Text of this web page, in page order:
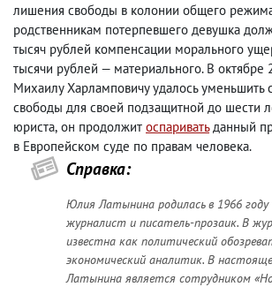
лишения свободы в колонии общего
родственникам потерпевшего девушка
тысяч рублей компенсации морального
тысячи рублей — материального. В октябре
Михаилу Харламповичу удалось уменьшить
свободы для своей подзащитной до шести
юриста, он продолжит оспариватьданный
в Европейском суде по правам человека.
Справка:
Юлия Латынина родилась в 1966 году
журналист и писатель-прозаик. В
известна как политический
экономический аналитик. В
Латынина является сотрудником